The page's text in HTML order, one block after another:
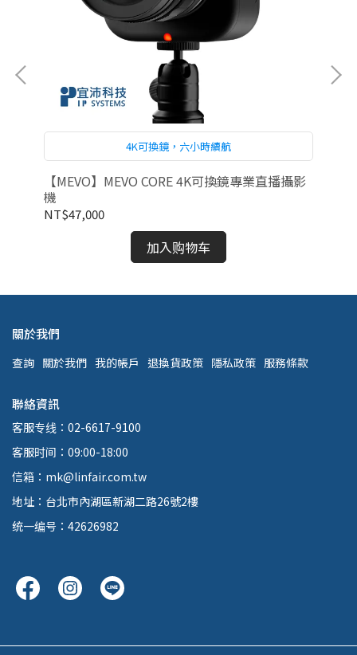
4K可換鏡，六小時續航
【MEVO】MEVO CORE 4K可換鏡專業直播攝影
機
NT$47,000
加入购物车
關於我們
查詢 關於我們 我的帳戶 退換貨政策 隱私政策 服務條款
聯絡資訊
客服专线：02-6617-9100
客服时间：09:00-18:00
信箱：mk@linfair.com.tw
地址：台北市內湖區新湖二路26號2樓
统一编号：42626982